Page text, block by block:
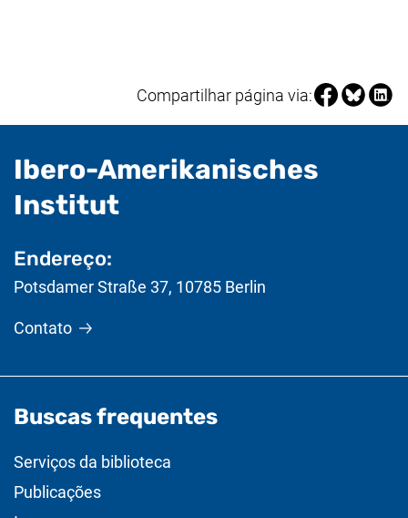
Compartilhar página via:
Ibero-Amerikanisches
Institut- Informações úteis
Endereço:
Potsdamer Straße 37, 10785 Berlin
Contato
Buscas frequentes
Serviços da biblioteca
Publicações